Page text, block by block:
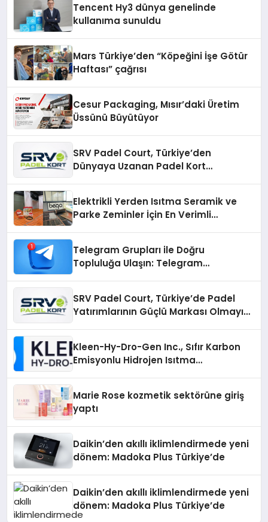
Tencent Hy3 dünya genelinde
kullanıma sunuldu
Mars Türkiye’den “Köpeğini İşe Götür
Haftası” çağrısı
Cesur Packaging, Mısır’daki Üretim
Üssünü Büyütüyor
SRV Padel Court, Türkiye’den
Dünyaya Uzanan Padel Kort
Elektrikli Yerden Isıtma Seramik ve
Parke Zeminler İçin En Verimli
Telegram Grupları ile Doğru
Topluluğa Ulaşın: Telegram
SRV Padel Court, Türkiye’de Padel
Yatırımlarının Güçlü Markası Olmayı
Kleen-Hy-Dro-Gen Inc., Sıfır Karbon
Emisyonlu Hidrojen Isıtma
Marie Rose kozmetik sektörüne giriş
yaptı
Daikin’den akıllı iklimlendirmede yeni
dönem: Madoka Plus Türkiye’de
Daikin’den akıllı iklimlendirmede yeni
dönem: Madoka Plus Türkiye’de